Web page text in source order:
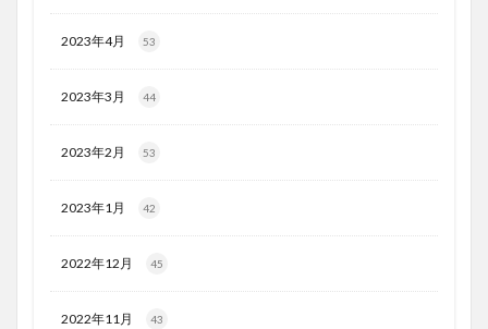
2023年4月 53
2023年3月 44
2023年2月 53
2023年1月 42
2022年12月 45
2022年11月 43